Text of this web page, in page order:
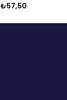
₺57,50